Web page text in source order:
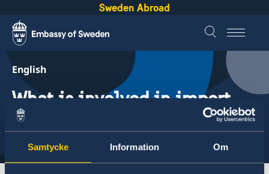
Samtycke Information Om
Sweden Abroad
English
What is involved in import
and export controls in
Sweden?